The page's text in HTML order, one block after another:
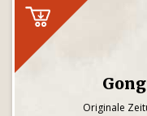
Originale